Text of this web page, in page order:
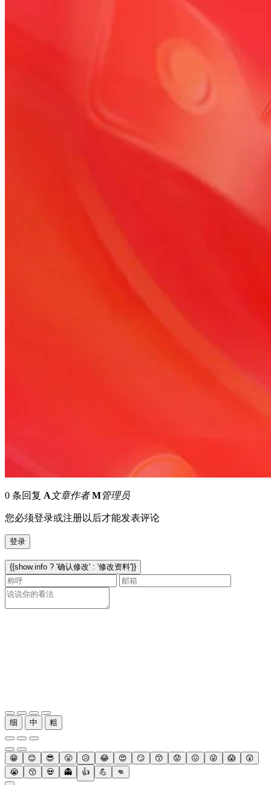
0 条回复 A文章作者 M管理员
您必须登录或注册以后才能发表评论
登录
{{show.info ? '确认修改' : '修改资料'}}
细 中 粗
😁 😊 😎 😤 😥 😂 😍 😏 😙 😟 😖 😜 😱
😲
😭
😚 💀 👻 👍 💪 👊